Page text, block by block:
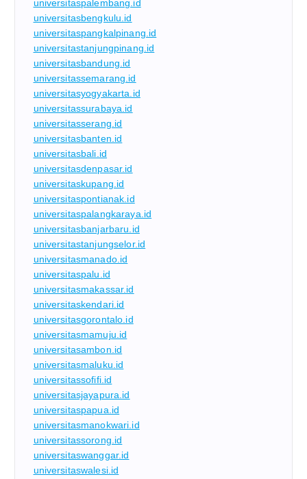
universitaspalembang.id
universitasbengkulu.id
universitaspangkalpinang.id
universitastanjungpinang.id
universitasbandung.id
universitassemarang.id
universitasyogyakarta.id
universitassurabaya.id
universitasserang.id
universitasbanten.id
universitasbali.id
universitasdenpasar.id
universitaskupang.id
universitaspontianak.id
universitaspalangkaraya.id
universitasbanjarbaru.id
universitastanjungselor.id
universitasmanado.id
universitaspalu.id
universitasmakassar.id
universitaskendari.id
universitasgorontalo.id
universitasmamuju.id
universitasambon.id
universitasmaluku.id
universitassofifi.id
universitasjayapura.id
universitaspapua.id
universitasmanokwari.id
universitassorong.id
universitaswanggar.id
universitaswalesi.id